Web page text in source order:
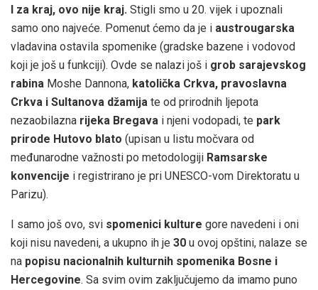
I za kraj, ovo nije kraj. Stigli smo u 20. vijek i upoznali
samo ono najveće. Pomenut ćemo da je i austrougarska
vladavina ostavila spomenike (gradske bazene i vodovod
koji je još u funkciji). Ovde se nalazi još i grob sarajevskog
rabina Moshe Dannona, katolička Crkva, pravoslavna
Crkva i Sultanova džamija te od prirodnih ljepota
nezaobilazna rijeka Bregava i njeni vodopadi, te park
prirode Hutovo blato (upisan u listu močvara od
međunarodne važnosti po metodologiji Ramsarske
konvencije i registrirano je pri UNESCO-vom Direktoratu u
Parizu).
I samo još ovo, svi spomenici kulture gore navedeni i oni
koji nisu navedeni, a ukupno ih je 30 u ovoj opštini, nalaze se
na popisu nacionalnih kulturnih spomenika Bosne i
Hercegovine. Sa svim ovim zaključujemo da imamo puno